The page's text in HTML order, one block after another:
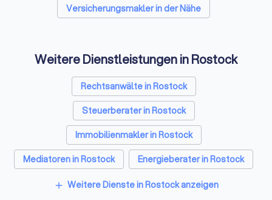
Versicherungsmakler in der Nähe
Weitere Dienstleistungen in Rostock
Rechtsanwälte in Rostock
Steuerberater in Rostock
Immobilienmakler in Rostock
Mediatoren in Rostock
Energieberater in Rostock
add Weitere Dienste in Rostock anzeigen